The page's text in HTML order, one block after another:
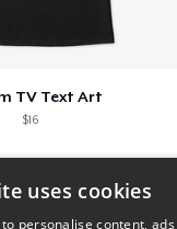
TV Text Art
$16
uses cookies
to personalise content,